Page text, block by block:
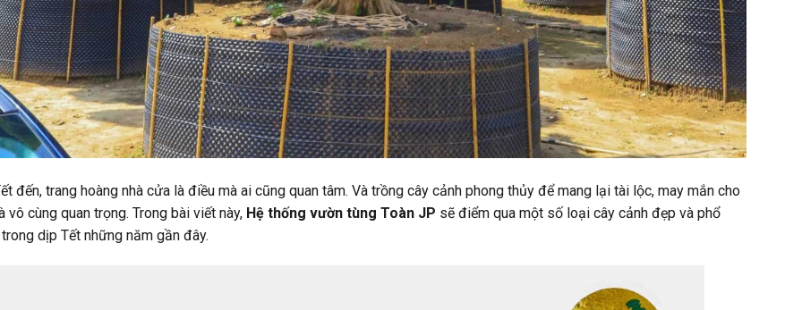
đến, trang hoàng nhà cửa là điều mà ai cũng quan tâm. Và trồng cây cảnh phong thủy để mang lại tài lộc, may mắn cho
vô cùng quan trọng. Trong bài viết này, Hệ thống vườn tùng Toàn JP sẽ điểm qua một số loại cây cảnh đẹp và phổ
dịp Tết những năm gần đây.